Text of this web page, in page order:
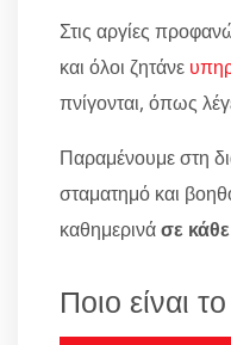
Στις αργίες
και όλοι ζητάνε
πνίγονται, όπως
Παραμένουμε στη
σταματημό και
καθημερινάσε
Ποιο είναι